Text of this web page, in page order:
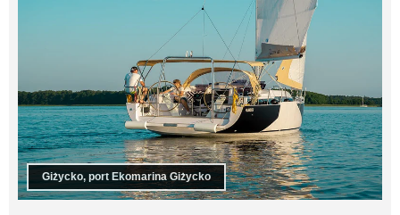
Giżycko, port Ekomarina Giżycko